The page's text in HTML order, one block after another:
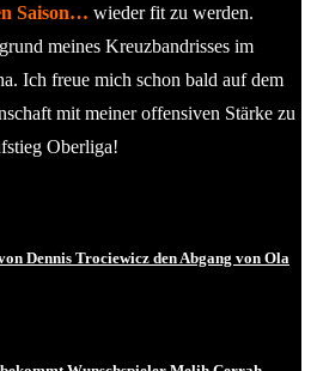
Saison… wieder fit zu werden.
meines Kreuzbandrisses im
Ich freue mich schon bald auf dem
mit meiner offensiven Stärke zu
Oberliga!
Dennis Trociewicz den Abgang von Ola